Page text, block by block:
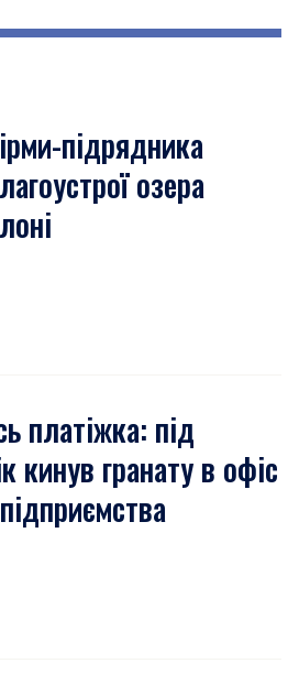
підрядника
озера
платіжка: під
кинув гранату в офіс